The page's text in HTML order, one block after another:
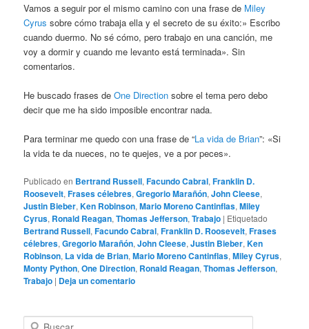
Vamos a seguir por el mismo camino con una frase de Miley
Cyrus sobre cómo trabaja ella y el secreto de su éxito:» Escribo
cuando duermo. No sé cómo, pero trabajo en una canción, me
voy a dormir y cuando me levanto está terminada». Sin
comentarios.
He buscado frases deOne Direction sobre el tema pero debo
decir que me ha sido imposible encontrar nada.
Para terminar me quedo con una frase de “La vida de Brian”: «Si
la vida te da nueces, no te quejes, ve a por peces».
Publicado en Bertrand Russell,Facundo Cabral,Franklin D.
Roosevelt,Frases célebres,Gregorio Marañón,John Cleese,
Justin Bieber,Ken Robinson,Mario Moreno Cantinflas,Miley
Cyrus, Ronald Reagan,Thomas Jefferson,Trabajo | Etiquetado
Bertrand Russell,Facundo Cabral,Franklin D. Roosevelt,Frases
célebres,Gregorio Marañón,John Cleese,Justin Bieber,Ken
Robinson, La vida de Brian,Mario Moreno Cantinflas,Miley Cyrus,
Monty Python,One Direction, Ronald Reagan,Thomas Jefferson,
Trabajo | Deja un comentario